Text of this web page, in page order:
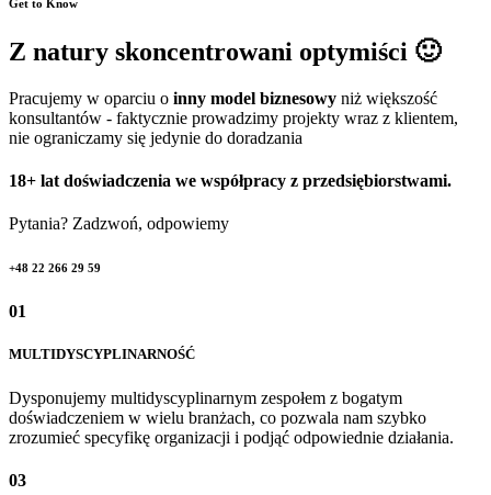
Get to Know
Z natury skoncentrowani optymiści 🙂
Pracujemy w oparciu o inny model biznesowy niż większość
konsultantów - faktycznie prowadzimy projekty wraz z klientem,
nie ograniczamy się jedynie do doradzania
18+ lat doświadczenia we współpracy z przedsiębiorstwami.
Pytania? Zadzwoń, odpowiemy
+48 22 266 29 59
01
MULTIDYSCYPLINARNOŚĆ
Dysponujemy multidyscyplinarnym zespołem z bogatym
doświadczeniem w wielu branżach, co pozwala nam szybko
zrozumieć specyfikę organizacji i podjąć odpowiednie działania.
03